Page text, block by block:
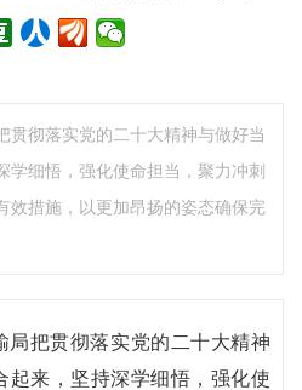
贯彻落实党的二十大精神与做好当
学细悟，强化使命担当，聚力冲刺
效措施，以更加昂扬的姿态确保完
局把贯彻落实党的二十大精神
起来，坚持深学细悟，强化使